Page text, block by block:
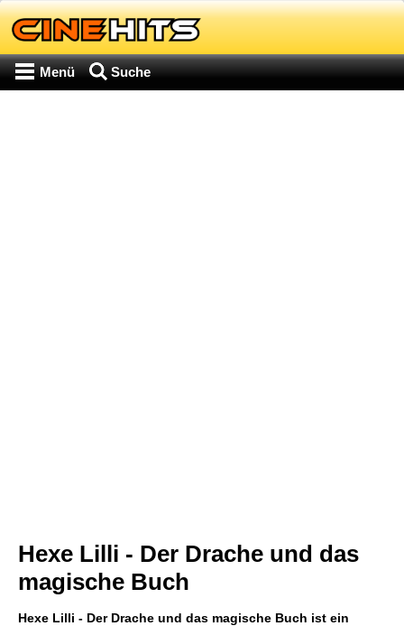
Menü Suche
Hexe Lilli - Der Drache und das
magische Buch
Hexe Lilli - Der Drache und das magische Buch ist ein